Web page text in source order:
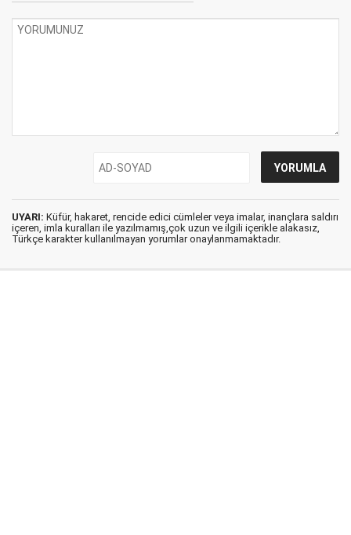
UYARI: Küfür, hakaret, rencide edici cümleler veya imalar, inançlara saldırı
içeren, imla kuralları ile yazılmamış,çok uzun ve ilgili içerikle alakasız,
Türkçe karakter kullanılmayan yorumlar onaylanmamaktadır.